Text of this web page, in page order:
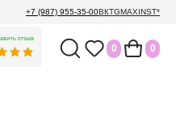
+7 (987) 955-35-00ВКTGMAXINST*
0 0